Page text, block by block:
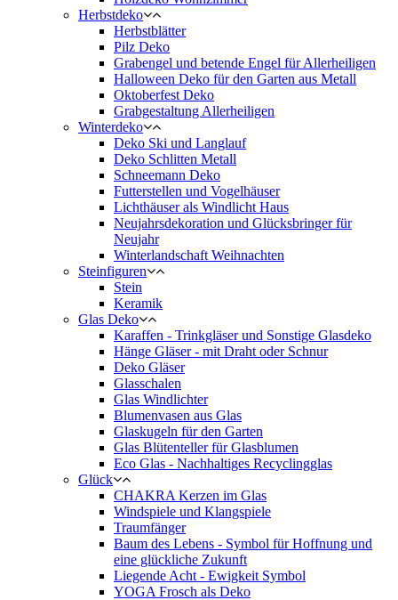
Herbstdeko
Herbstblätter
Pilz Deko
Grabengel und betende Engel für Allerheiligen
Halloween Deko für den Garten aus Metall
Oktoberfest Deko
Grabgestaltung Allerheiligen
Winterdeko
Deko Ski und Langlauf
Deko Schlitten Metall
Schneemann Deko
Futterstellen und Vogelhäuser
Lichthäuser als Windlicht Haus
Neujahrsdekoration und Glücksbringer für
Neujahr
Winterlandschaft Weihnachten
Steinfiguren
Stein
Keramik
Glas Deko
Karaffen - Trinkgläser und Sonstige Glasdeko
Hänge Gläser - mit Draht oder Schnur
Deko Gläser
Glasschalen
Glas Windlichter
Blumenvasen aus Glas
Glaskugeln für den Garten
Glas Blütenteller für Glasblumen
Eco Glas - Nachhaltiges Recyclingglas
Glück
CHAKRA Kerzen im Glas
Windspiele und Klangspiele
Traumfänger
Baum des Lebens - Symbol für Hoffnung und
eine glückliche Zukunft
Liegende Acht - Ewigkeit Symbol
YOGA Frosch als Deko